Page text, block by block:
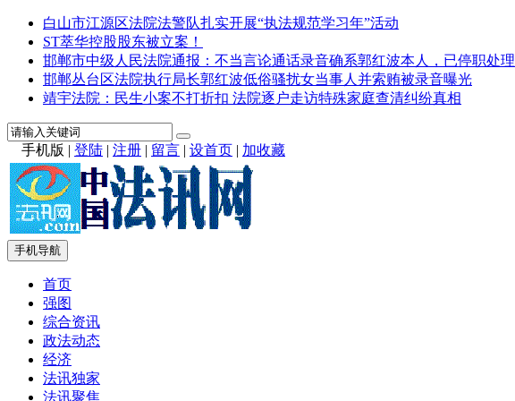
白山市江源区法院法警队扎实开展“执法规范学习年”活动
ST萃华控股股东被立案！
邯郸市中级人民法院通报：不当言论通话录音确系郭红波本人，已停职处理
邯郸丛台区法院执行局长郭红波低俗骚扰女当事人并索贿被录音曝光
靖宇法院：民生小案不打折扣 法院逐户走访特殊家庭查清纠纷真相
手机版 | 登陆 | 注册 | 留言 | 设首页 | 加收藏
手机导航
首页
强图
综合资讯
政法动态
经济
法讯独家
法讯聚焦